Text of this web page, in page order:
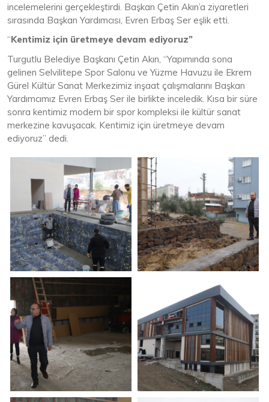
incelemelerini gerçekleştirdi. Başkan Çetin Akın’a ziyaretleri
sırasında Başkan Yardımcısı, Evren Erbaş Ser eşlik etti.
“Kentimiz için üretmeye devam ediyoruz”
Turgutlu Belediye Başkanı Çetin Akın, “Yapımında sona
gelinen Selvilitepe Spor Salonu ve Yüzme Havuzu ile Ekrem
Gürel Kültür Sanat Merkezimiz inşaat çalışmalarını Başkan
Yardımcımız Evren Erbaş Ser ile birlikte inceledik. Kısa bir süre
sonra kentimiz modern bir spor kompleksi ile kültür sanat
merkezine kavuşacak. Kentimiz için üretmeye devam
ediyoruz” dedi.